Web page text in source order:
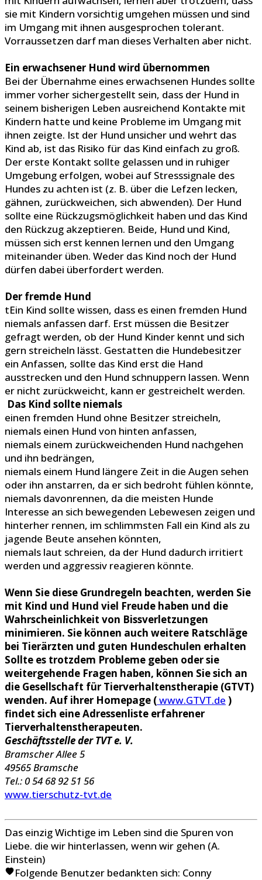
sie mit Kindern vorsichtig umgehen müssen und sind
im Umgang mit ihnen ausgesprochen tolerant.
Vorraussetzen darf man dieses Verhalten aber nicht.
Ein erwachsener Hund wird übernommen
Bei der Übernahme eines erwachsenen Hundes sollte
immer vorher sichergestellt sein, dass der Hund in
seinem bisherigen Leben ausreichend Kontakte mit
Kindern hatte und keine Probleme im Umgang mit
ihnen zeigte. Ist der Hund unsicher und wehrt das
Kind ab, ist das Risiko für das Kind einfach zu groß.
Der erste Kontakt sollte gelassen und in ruhiger
Umgebung erfolgen, wobei auf Stresssignale des
Hundes zu achten ist (z. B. über die Lefzen lecken,
gähnen, zurückweichen, sich abwenden). Der Hund
sollte eine Rückzugsmöglichkeit haben und das Kind
den Rückzug akzeptieren. Beide, Hund und Kind,
müssen sich erst kennen lernen und den Umgang
miteinander üben. Weder das Kind noch der Hund
dürfen dabei überfordert werden.
Der fremde Hund
tEin Kind sollte wissen, dass es einen fremden Hund
niemals anfassen darf. Erst müssen die Besitzer
gefragt werden, ob der Hund Kinder kennt und sich
gern streicheln lässt. Gestatten die Hundebesitzer
ein Anfassen, sollte das Kind erst die Hand
ausstrecken und den Hund schnuppern lassen. Wenn
er nicht zurückweicht, kann er gestreichelt werden.
Das Kind sollte niemals
einen fremden Hund ohne Besitzer streicheln,
niemals einen Hund von hinten anfassen,
niemals einem zurückweichenden Hund nachgehen
und ihn bedrängen,
niemals einem Hund längere Zeit in die Augen sehen
oder ihn anstarren, da er sich bedroht fühlen könnte,
niemals davonrennen, da die meisten Hunde
Interesse an sich bewegenden Lebewesen zeigen und
hinterher rennen, im schlimmsten Fall ein Kind als zu
jagende Beute ansehen könnten,
niemals laut schreien, da der Hund dadurch irritiert
werden und aggressiv reagieren könnte.
Wenn Sie diese Grundregeln beachten, werden Sie
mit Kind und Hund viel Freude haben und die
Wahrscheinlichkeit von Bissverletzungen
minimieren. Sie können auch weitere Ratschläge
bei Tierärzten und guten Hundeschulen erhalten
Sollte es trotzdem Probleme geben oder sie
weitergehende Fragen haben, können Sie sich an
die Gesellschaft für Tierverhaltenstherapie (GTVT)
wenden. Auf ihrer Homepage (www.GTVT.de )
findet sich eine Adressenliste erfahrener
Tierverhaltenstherapeuten.
Geschäftsstelle der TVT e. V.
Bramscher Allee 5
49565 Bramsche
Tel.: 0 54 68 92 51 56
www.tierschutz-tvt.de
Das einzig Wichtige im Leben sind die Spuren von
Liebe. die wir hinterlassen, wenn wir gehen (A.
Einstein)
Folgende Benutzer bedankten sich: Conny